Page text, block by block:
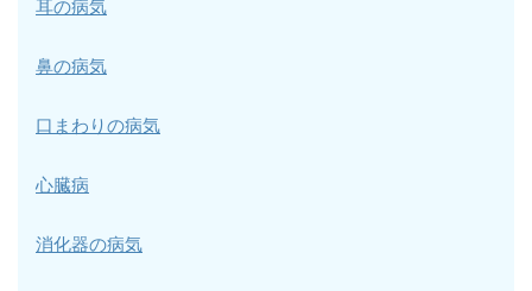
耳の病気
鼻の病気
口まわりの病気
心臓病
消化器の病気